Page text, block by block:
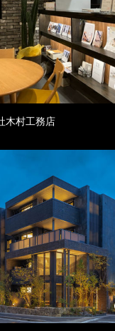
木村工務店